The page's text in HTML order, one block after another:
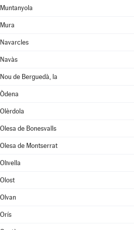
Muntanyola
Mura
Navarcles
Navàs
Nou de Berguedà, la
Òdena
Olèrdola
Olesa de Bonesvalls
Olesa de Montserrat
Olivella
Olost
Olvan
Orís